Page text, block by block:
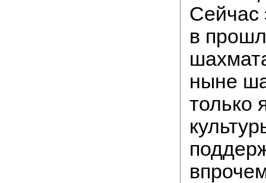
Сейчас
в
ныне
только